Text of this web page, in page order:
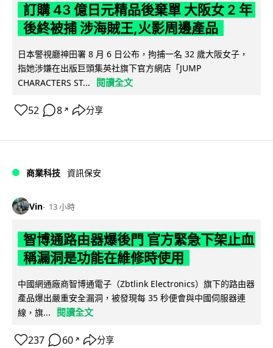
訂購 43 億日元精品後棄單 大阪女 2 年
後終被捕 涉海賊王,火影周邊產品
日本警視廳神田署 8 月 6 日公布，拘捕一名 32 歲大阪女子，
指她涉嫌在出版巨頭集英社旗下官方網店「JUMP
CHARACTERS ST...
閱讀全文
52 8 ↗ 分享
商業科技 資訊保安
Vin 13 小時
智博通路由器爆後門 官方緊急下架止血
稱漏洞是功能在維修時使用
中國網通廠商智博通電子（Zbtlink Electronics）旗下的路由器
產品爆出嚴重安全漏洞，被發現每 35 秒便會與中國伺服器連
線，旗...
閱讀全文
237 60 ↗ 分享